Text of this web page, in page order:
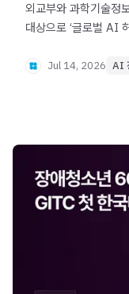
외교부와 과학기술정
대상으로 ‘글로벌 AI
해결하기 위한 국제 협
Jul 14, 2026 AI